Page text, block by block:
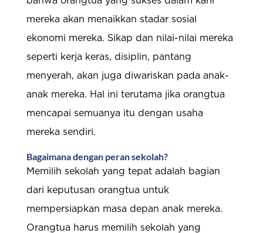
mereka akan menaikkan stadar sosial
ekonomi mereka. Sikap dan nilai-nilai mereka
seperti kerja keras, disiplin, pantang
menyerah, akan juga diwariskan pada anak-
anak mereka. Hal ini terutama jika orangtua
mencapai semuanya itu dengan usaha
mereka sendiri.
Bagaimana dengan peran sekolah?
Memilih sekolah yang tepat adalah bagian
dari keputusan orangtua untuk
mempersiapkan masa depan anak mereka.
Orangtua harus memilih sekolah yang